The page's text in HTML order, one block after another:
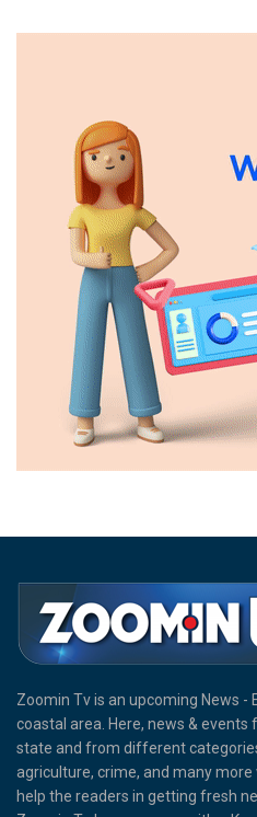
Zoomin Tv is an upcoming News
coastal area. Here, news &
state and from different
agriculture, crime, and many
help the readers in getting fresh